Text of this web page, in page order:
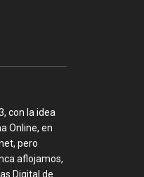
con la idea
Online, en
pero
aflojamos,
Digital de